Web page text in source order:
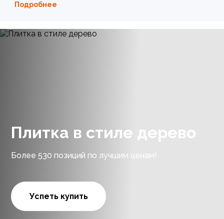
Подробнее
Плитка в стиле дерево
Успеть купить
Более 530 позиций по лучшим ценам!